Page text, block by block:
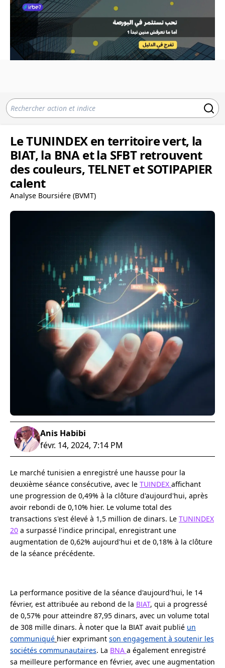
Le TUNINDEX en territoire vert, la
BIAT, la BNA et la SFBT retrouvent
des couleurs, TELNET et SOTIPAPIER
calent
Analyse Boursiére (BVMT)
Anis Habibi
févr. 14, 2024, 7:14 PM
Le marché tunisien a enregistré une hausse pour la
deuxième séance consécutive, avec le TUINDEX affichant
une progression de 0,49% à la clôture d'aujourd'hui, après
avoir rebondi de 0,10% hier. Le volume total des
transactions s'est élevé à 1,5 million de dinars. Le TUNINDEX
20 a surpassé l'indice principal, enregistrant une
augmentation de 0,62% aujourd'hui et de 0,18% à la clôture
de la séance précédente.
La performance positive de la séance d'aujourd'hui, le 14
février, est attribuée au rebond de la BIAT, qui a progressé
de 0,57% pour atteindre 87,95 dinars, avec un volume total
de 308 mille dinars. À noter que la BIAT avait publié un
communiqué hier exprimant son engagement à soutenir les
sociétés communautaires. La BNA a également enregistré
sa meilleure performance en février, avec une augmentation